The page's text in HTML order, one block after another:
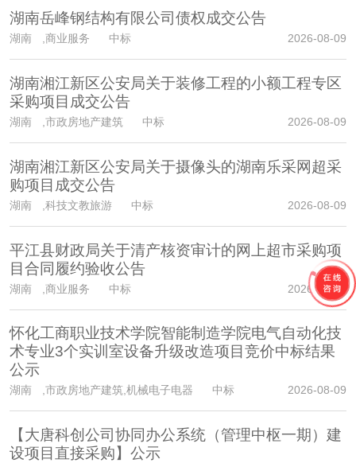
湖南岳峰钢结构有限公司债权成交公告
湖南 ,商业服务 中标 2026-08-09
湖南湘江新区公安局关于装修工程的小额工程专区
采购项目成交公告
湖南 ,市政房地产建筑 中标 2026-08-09
湖南湘江新区公安局关于摄像头的湖南乐采网超采
购项目成交公告
湖南 ,科技文教旅游 中标 2026-08-09
平江县财政局关于清产核资审计的网上超市采购项
目合同履约验收公告
湖南 ,商业服务 中标 2026-08-09
怀化工商职业技术学院智能制造学院电气自动化技
术专业3个实训室设备升级改造项目竞价中标结果
公示
湖南 ,市政房地产建筑,机械电子电器 中标 2026-08-09
【大唐科创公司协同办公系统（管理中枢一期）建
设项目直接采购】公示